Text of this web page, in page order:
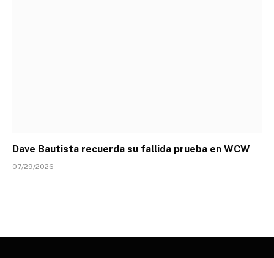
Dave Bautista recuerda su fallida prueba en WCW
07/29/2026